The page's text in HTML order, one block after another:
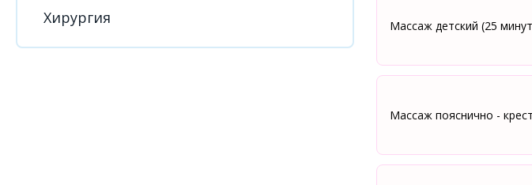
Хирургия Массаж детский (25
Массаж пояснично -